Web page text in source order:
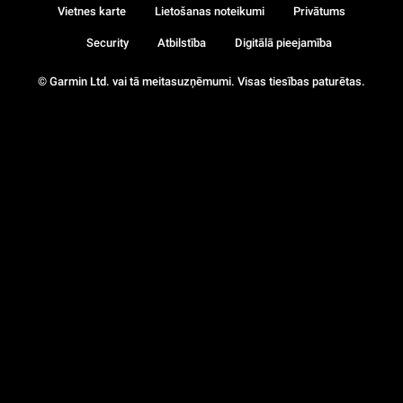
© Garmin Ltd. vai tā meitasuzņēmumi. Visas tiesības paturētas.
Vietnes karte Lietošanas noteikumi Privātums
Security Atbilstība Digitālā pieejamība